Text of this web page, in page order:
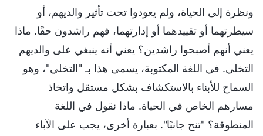
ونظرة إلى الحياة، ولم يعودوا تحت تأثير والديهم، أو
سيطرتهما أو تقييدهما أو إدارتهما، فهم راشدون حقًا. ماذا
يعني أنهم أصبحوا راشدين؟ يعني أنه ينبغي على والديهم
التخلي. في اللغة المكتوبة، يسمى هذا بـ "التخلي"، وهو
السماح للأبناء بالاستكشاف بشكل مستقل واتخاذ
مسارهم الخاص في الحياة. ماذا نقول في اللغة
المنطوقة؟ "تنح جانبًا". بعبارة أخرى، يجب على الآباء